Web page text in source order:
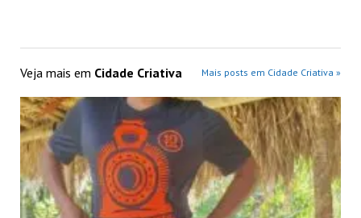
Veja mais em Cidade Criativa Mais posts em Cidade Criativa »